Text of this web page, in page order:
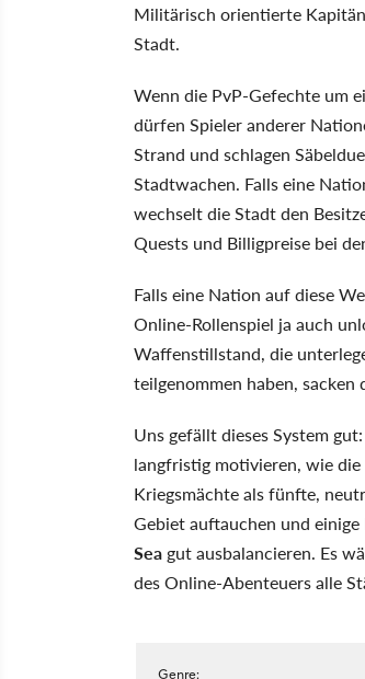
Militärisch orientierte
Stadt.
Wenn die PvP-Gefechte um
dürfen Spieler anderer
Strand und schlagen
Stadtwachen. Falls eine
wechselt die Stadt den
Quests und Billigpreise bei
Falls eine Nation auf diese
Online-Rollenspiel ja auch
Waffenstillstand, die
teilgenommen haben,
Uns gefällt dieses System
langfristig motivieren, wie die
Kriegsmächte als fünfte,
Gebiet auftauchen und
Sea gut ausbalancieren. Es
des Online-Abenteuers alle
Genre: